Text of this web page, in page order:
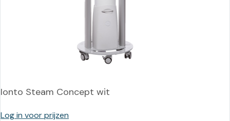
Ionto Steam Concept wit
Log in voor prijzen